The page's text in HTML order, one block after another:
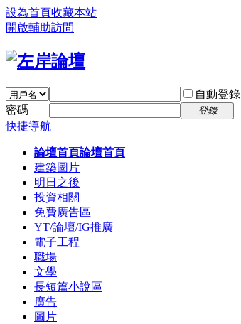
設為首頁收藏本站
開啟輔助訪問
自動登錄
密碼
登錄
快捷導航
論壇首頁論壇首頁
建築圖片
明日之後
投資相關
免費廣告區
YT/論壇/IG推廣
電子工程
職場
文學
長短篇小說區
廣告
圖片